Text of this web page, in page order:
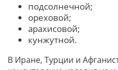
подсолнечной;
ореховой;
арахисовой;
кунжутной.
В Иране, Турции и